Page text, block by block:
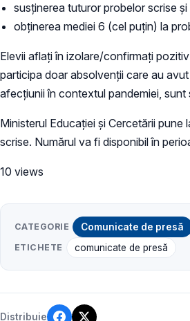
susținerea tuturor probelor scrise
obținerea mediei 6 (cel puțin) la
Elevii aflați în izolare/confirmați
participa doar absolvenții care au
afecțiunii în contextul pandemiei,
Ministerul Educației și Cercetării
scrise. Numărul va fi disponibil în
10 views
CATEGORIE Comunicate de presă
ETICHETE comunicate de presă
Distribuie